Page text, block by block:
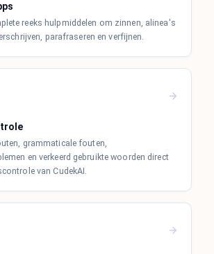
reeks hulpmiddelen om zinnen, alinea's
parafraseren en verfijnen.
grammaticale fouten,
en verkeerd gebruikte woorden direct
van CudekAI.